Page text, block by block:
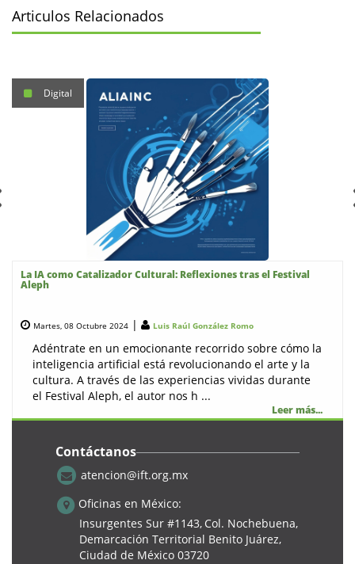
Articulos Relacionados
Digital
La IA como Catalizador Cultural: Reflexiones tras el Festival
Aleph
Martes, 08 Octubre 2024 | Luis Raúl González Romo
Adéntrate en un emocionante recorrido sobre cómo la
inteligencia artificial está revolucionando el arte y la
cultura. A través de las experiencias vividas durante
el Festival Aleph, el autor nos h ...
Leer más...
Contáctanos
atencion@ift.org.mx
Oficinas en México:
Insurgentes Sur #1143, Col. Nochebuena,
Demarcación Territorial Benito Juárez,
Ciudad de México 03720